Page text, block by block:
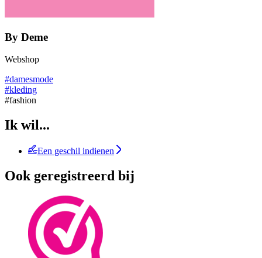
By Deme
Webshop
#damesmode
#kleding
#fashion
Ik wil...
Een geschil indienen
Ook geregistreerd bij